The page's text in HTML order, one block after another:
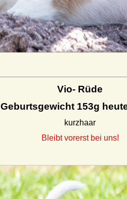
Vio- Rüde
Geburtsgewicht 153g
kurzhaar
Bleibt vorerst bei uns!